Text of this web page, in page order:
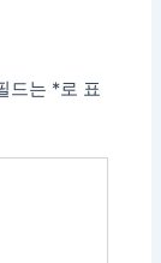
드는 *로 표